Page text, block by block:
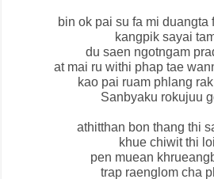
bin ok pai su fa mi duangta
kangpik sayai
du saen ngotngam
at mai ru withi phap tae
kao pai ruam phlang
Sanbyaku rokujuu
athitthan bon thang thi
khue chiwit thi
pen muean
trap raenglom cha